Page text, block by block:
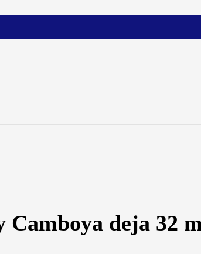
deja 32